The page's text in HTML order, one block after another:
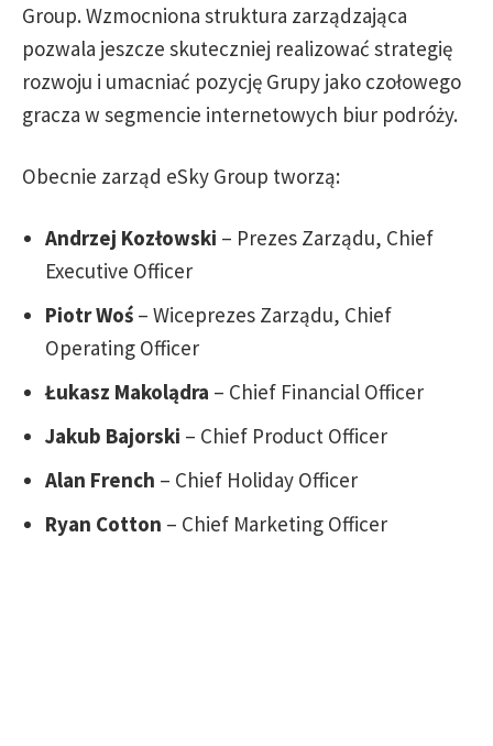
Group. Wzmocniona struktura zarządzająca
pozwala jeszcze skuteczniej realizować strategię
rozwoju i umacniać pozycję Grupy jako czołowego
gracza w segmencie internetowych biur podróży.
Obecnie zarząd eSky Group tworzą:
Andrzej Kozłowski – Prezes Zarządu, Chief
Executive Officer
Piotr Woś – Wiceprezes Zarządu, Chief
Operating Officer
Łukasz Makolądra – Chief Financial Officer
Jakub Bajorski – Chief Product Officer
Alan French – Chief Holiday Officer
Ryan Cotton – Chief Marketing Officer